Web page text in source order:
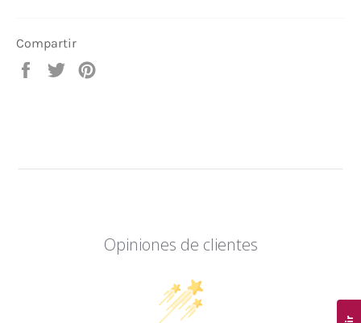
Compartir
Compartir
Tuitear
Opiniones de clientes